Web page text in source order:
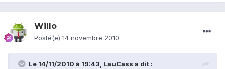
Willo
Posté(e) 14 novembre 2010
Le 14/11/2010 à 19:43, LauCass a dit :